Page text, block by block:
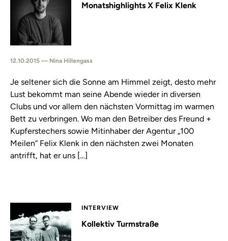
Monatshighlights X Felix Klenk
12.10.2015 — Nina Hillengass
Je seltener sich die Sonne am Himmel zeigt, desto mehr
Lust bekommt man seine Abende wieder in diversen
Clubs und vor allem den nächsten Vormittag im warmen
Bett zu verbringen. Wo man den Betreiber des Freund +
Kupferstechers sowie Mitinhaber der Agentur „100
Meilen“ Felix Klenk in den nächsten zwei Monaten
antrifft, hat er uns […]
INTERVIEW
Kollektiv Turmstraße